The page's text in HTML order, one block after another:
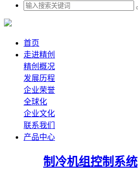
首页
走进精创
精创概况
发展历程
企业荣誉
全球化
企业文化
联系我们
产品中心
制冷机组控制系统